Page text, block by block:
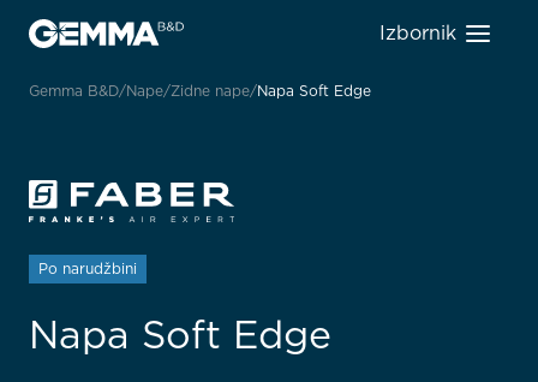
Izbornik
Gemma B&D Nape Zidne nape Napa Soft Edge
Po narudžbini
Napa Soft Edge